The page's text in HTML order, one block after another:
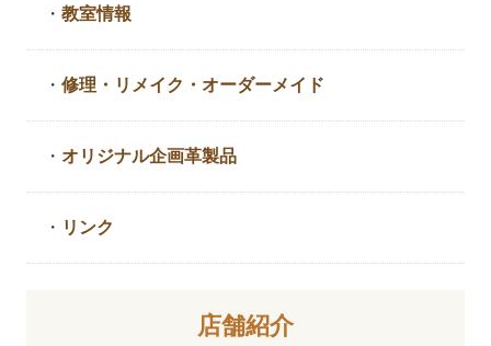
・教室情報
・修理・リメイク・ オーダーメイド
・ オリジナル企画革製品
・ リンク
店舗紹介